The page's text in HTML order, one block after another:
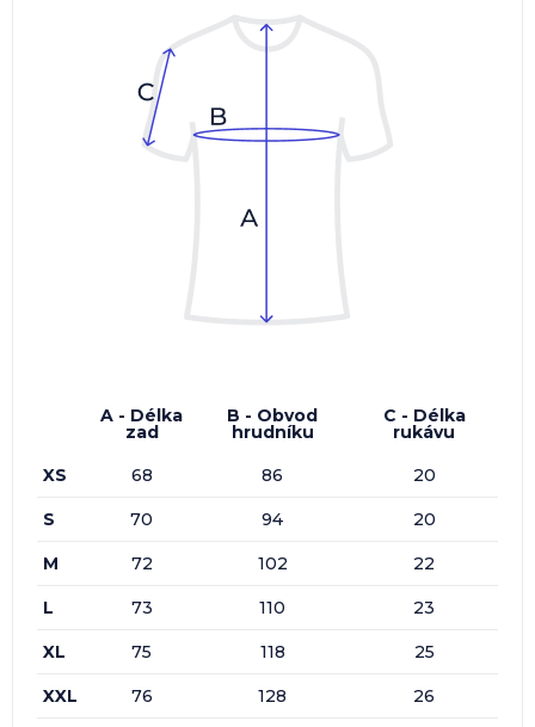
A - Délka
zad
B - Obvod
hrudníku
C - Délka
rukávu
XS
68 86 20
S 70 94 20
M 72 102 22
L 73 110 23
XL 75 118 25
XXL 76 128 26